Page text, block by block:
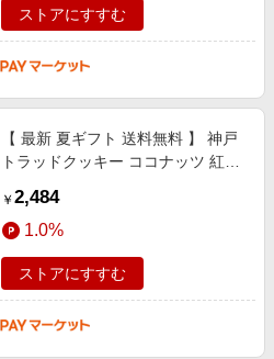
ストアにすすむ
【 最新 夏ギフト 送料無料 】 神戸
トラッドクッキー ココナッツ 紅茶
ル モザイク プレーン 焼き菓子
￥ 2,484
1.0%
ストアにすすむ